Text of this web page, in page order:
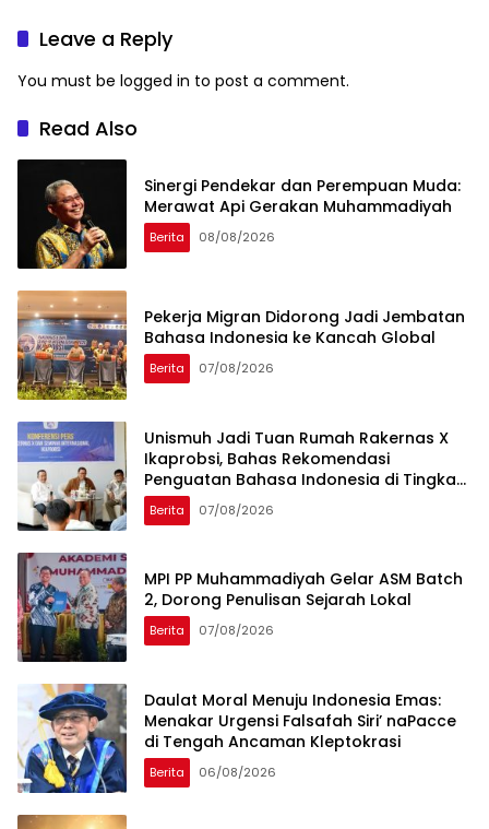
Ancaman Kleptokrasi
Leave a Reply
You must be logged in to post a comment.
Read Also
Sinergi Pendekar dan Perempuan Muda:
Merawat Api Gerakan Muhammadiyah
Berita 08/08/2026
Pekerja Migran Didorong Jadi Jembatan
Bahasa Indonesia ke Kancah Global
Berita 07/08/2026
Unismuh Jadi Tuan Rumah Rakernas X
Ikaprobsi, Bahas Rekomendasi
Penguatan Bahasa Indonesia di Tingkat
Global
Berita 07/08/2026
MPI PP Muhammadiyah Gelar ASM Batch
2, Dorong Penulisan Sejarah Lokal
Berita 07/08/2026
Daulat Moral Menuju Indonesia Emas:
Menakar Urgensi Falsafah Siri’ naPacce
di Tengah Ancaman Kleptokrasi
Berita 06/08/2026